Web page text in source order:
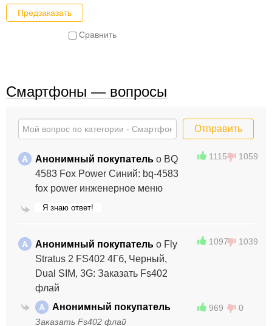
Предзаказать
Сравнить
Смартфоны — вопросы
Отправить
1115 1059
А Анонимный покупатель о BQ
4583 Fox Power Синий: bq-4583
fox power инженерное меню
Я знаю ответ!
1097 1039
А Анонимный покупатель о Fly
Stratus 2 FS402 4Гб, Черный,
Dual SIM, 3G: Заказать Fs402
флай
969 0
А Анонимный покупатель
Заказать Fs402 флай